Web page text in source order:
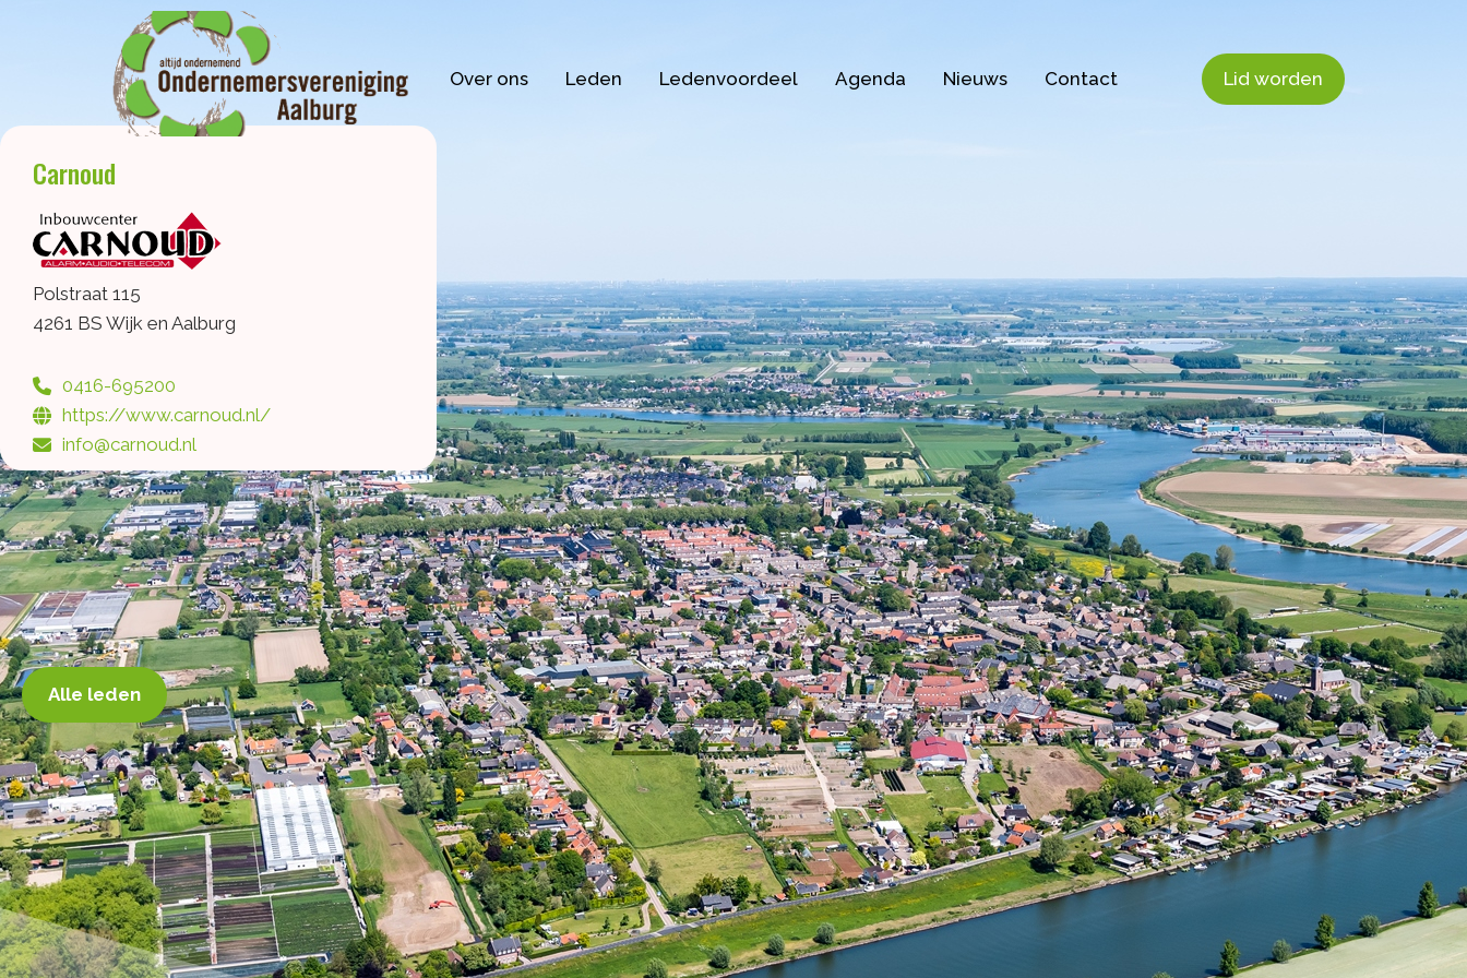
Over ons Leden Ledenvoordeel Agenda Nieuws Contact Lid worden
Carnoud
Polstraat 115
4261 BS Wijk en Aalburg
0416-695200
https://www.carnoud.nl/
info@carnoud.nl
Alle leden